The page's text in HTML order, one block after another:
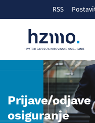
RSS
Prijave/
osiguranje